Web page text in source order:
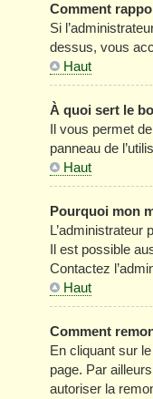
Comment
Si
dessus, vous
Haut
À quoi sert le
Il vous permet
panneau de
Haut
Pourquoi mon
L’administrateur
Il est possible
Contactez
Haut
Comment
En cliquant sur
page. Par
autoriser la